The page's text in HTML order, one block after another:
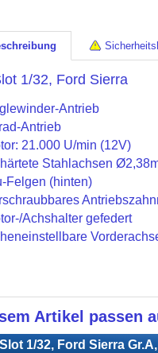
1/32, Ford Sierra
Antrieb
Antrieb
21.000 U/min (12V)
Stahlachsen
Felgen (hinten)
Achshalter gefedert
Artikel passen
1/32, Ford Sierra